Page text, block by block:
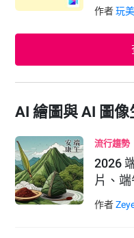
作者玩
AI 繪圖與 AI 圖像
流行趨勢
2026
片、
作者